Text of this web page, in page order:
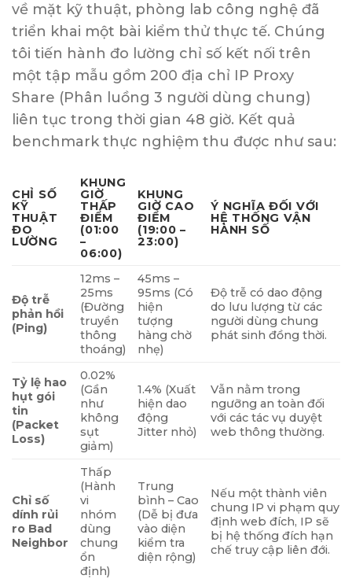
về mặt kỹ thuật, phòng lab công nghệ đã
triển khai một bài kiểm thử thực tế. Chúng
tôi tiến hành đo lường chỉ số kết nối trên
một tập mẫu gồm 200 địa chỉ IP Proxy
Share (Phân luồng 3 người dùng chung)
liên tục trong thời gian 48 giờ. Kết quả
benchmark thực nghiệm thu được như sau:
CHỈ SỐ
KỸ
THUẬT
ĐO
LƯỜNG
KHUNG
GIỜ
THẤP
ĐIỂM
(01:00
–
06:00)
KHUNG
GIỜ CAO
ĐIỂM
(19:00 –
23:00)
Ý NGHĨA ĐỐI VỚI
HỆ THỐNG VẬN
HÀNH SỐ
Độ trễ
phản hồi
(Ping)
12ms –
25ms
(Đường
truyền
thông
thoáng)
45ms –
95ms (Có
hiện
tượng
hàng chờ
nhẹ)
Độ trễ có dao động
do lưu lượng từ các
người dùng chung
phát sinh đồng thời.
Tỷ lệ hao
hụt gói
tin
(Packet
Loss)
0.02%
(Gần
như
không
sụt
giảm)
1.4% (Xuất
hiện dao
động
Jitter nhỏ)
Vẫn nằm trong
ngưỡng an toàn đối
với các tác vụ duyệt
web thông thường.
Chỉ số
dính rủi
ro Bad
Neighbor
Thấp
(Hành
vi
nhóm
dùng
chung
ổn
định)
Trung
bình – Cao
(Dễ bị đưa
vào diện
kiểm tra
diện rộng)
Nếu một thành viên
chung IP vi phạm quy
định web đích, IP sẽ
bị hệ thống đích hạn
chế truy cập liên đới.